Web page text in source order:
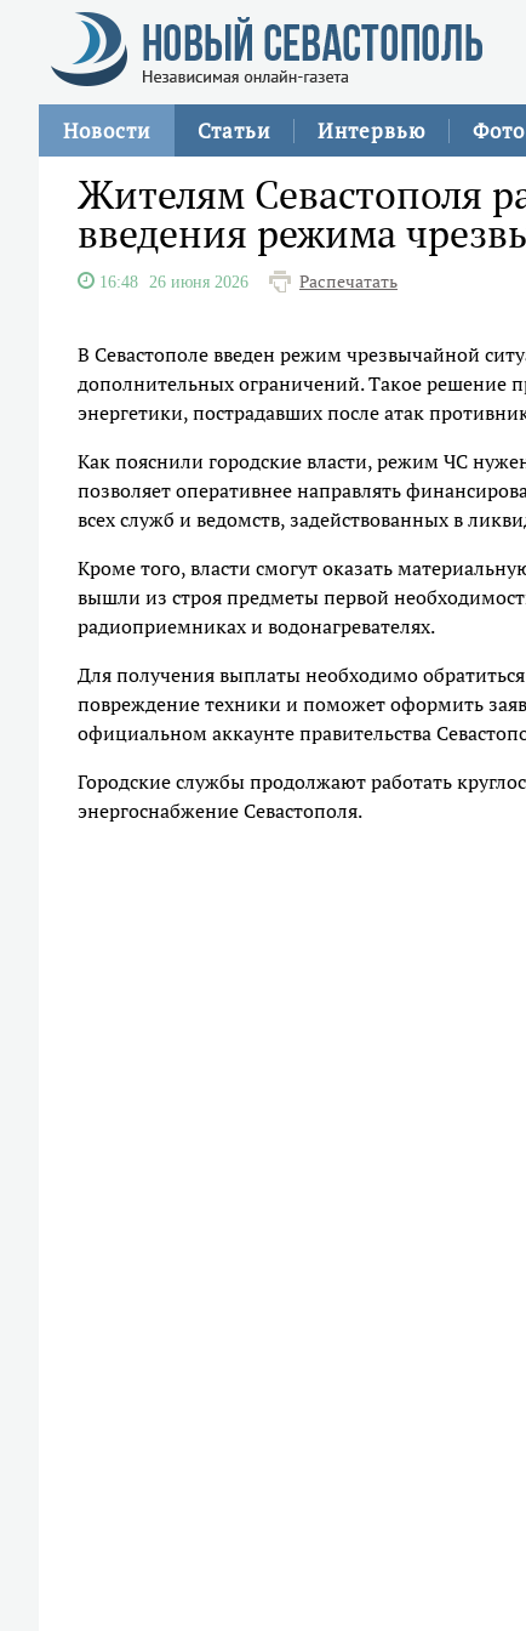
Новости Статьи Интервью Фото
Жителям Севастополя
введения режима
16:48 26 июня 2026 Распечатать
В Севастополе введен режим чрезвычайной
дополнительных ограничений. Такое решение
энергетики, пострадавших после атак
Как пояснили городские власти, режим ЧС
позволяет оперативнее направлять
всех служб и ведомств, задействованных в
Кроме того, власти смогут оказать
вышли из строя предметы первой
радиоприемниках и водонагревателях.
Для получения выплаты необходимо
повреждение техники и поможет оформить
официальном аккаунте правительства
Городские службы продолжают работать
энергоснабжение Севастополя.